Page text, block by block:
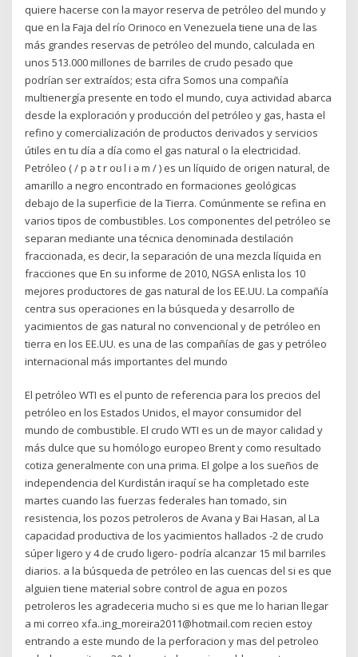
quiere hacerse con la mayor reserva de petróleo del mundo y
que en la Faja del río Orinoco en Venezuela tiene una de las
más grandes reservas de petróleo del mundo, calculada en
unos 513.000 millones de barriles de crudo pesado que
podrían ser extraídos; esta cifra Somos una compañía
multienergía presente en todo el mundo, cuya actividad abarca
desde la exploración y producción del petróleo y gas, hasta el
refino y comercialización de productos derivados y servicios
útiles en tu día a día como el gas natural o la electricidad.
Petróleo ( / p ə t r oʊ l i ə m / ) es un líquido de origen natural, de
amarillo a negro encontrado en formaciones geológicas
debajo de la superficie de la Tierra. Comúnmente se refina en
varios tipos de combustibles. Los componentes del petróleo se
separan mediante una técnica denominada destilación
fraccionada, es decir, la separación de una mezcla líquida en
fracciones que En su informe de 2010, NGSA enlista los 10
mejores productores de gas natural de los EE.UU. La compañía
centra sus operaciones en la búsqueda y desarrollo de
yacimientos de gas natural no convencional y de petróleo en
tierra en los EE.UU. es una de las compañías de gas y petróleo
internacional más importantes del mundo
El petróleo WTI es el punto de referencia para los precios del
petróleo en los Estados Unidos, el mayor consumidor del
mundo de combustible. El crudo WTI es un de mayor calidad y
más dulce que su homólogo europeo Brent y como resultado
cotiza generalmente con una prima. El golpe a los sueños de
independencia del Kurdistán iraquí se ha completado este
martes cuando las fuerzas federales han tomado, sin
resistencia, los pozos petroleros de Avana y Bai Hasan, al La
capacidad productiva de los yacimientos hallados -2 de crudo
súper ligero y 4 de crudo ligero- podría alcanzar 15 mil barriles
diarios. a la búsqueda de petróleo en las cuencas del si es que
alguien tiene material sobre control de agua en pozos
petroleros les agradeceria mucho si es que me lo harian llegar
a mi correo xfa..ing_moreira2011@hotmail.com recien estoy
entrando a este mundo de la perforacion y mas del petroleo